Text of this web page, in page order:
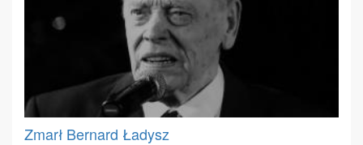
Zmarł Bernard Ładysz